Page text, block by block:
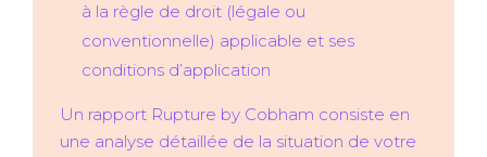
à la règle de droit (légale ou
conventionnelle) applicable et ses
conditions d’application
Un rapport Rupture by Cobham consiste en
une analyse détaillée de la situation de votre